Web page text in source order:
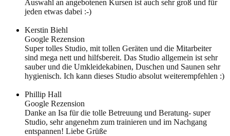
Auswahl an angebotenen Kursen ist auch sehr groß und für
jeden etwas dabei :-)
Kerstin Biehl
Google Rezension
Super tolles Studio, mit tollen Geräten und die Mitarbeiter
sind mega nett und hilfsbereit. Das Studio allgemein ist sehr
sauber und die Umkleidekabinen, Duschen und Saunen sehr
hygienisch. Ich kann dieses Studio absolut weiterempfehlen :)
Phillip Hall
Google Rezension
Danke an Isa für die tolle Betreuung und Beratung- super
Studio, sehr angenehm zum trainieren und im Nachgang
entspannen! Liebe Grüße